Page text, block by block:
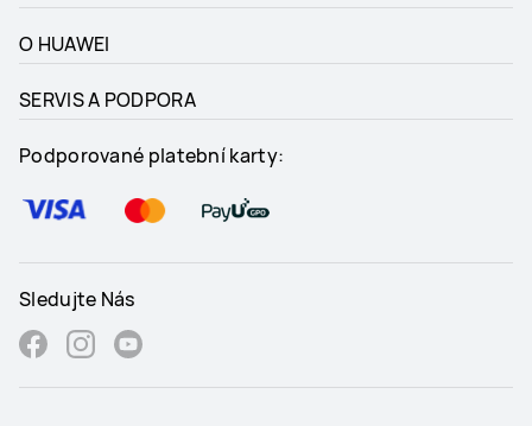
O HUAWEI
SERVIS A PODPORA
Podporované platební karty:
Sledujte Nás